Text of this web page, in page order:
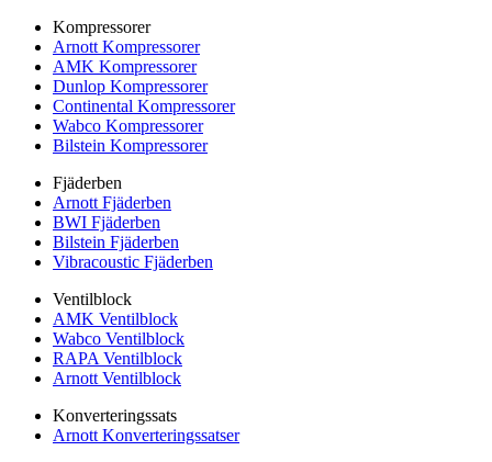
Kompressorer
Arnott Kompressorer
AMK Kompressorer
Dunlop Kompressorer
Continental Kompressorer
Wabco Kompressorer
Bilstein Kompressorer
Fjäderben
Arnott Fjäderben
BWI Fjäderben
Bilstein Fjäderben
Vibracoustic Fjäderben
Ventilblock
AMK Ventilblock
Wabco Ventilblock
RAPA Ventilblock
Arnott Ventilblock
Konverteringssats
Arnott Konverteringssatser